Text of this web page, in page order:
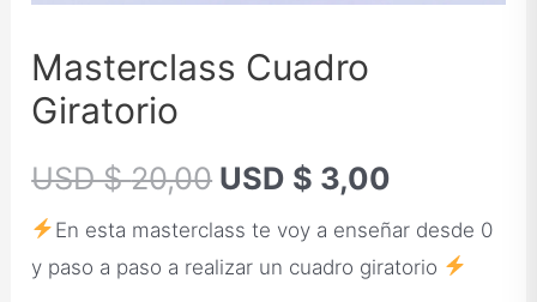
Masterclass Cuadro
Giratorio
USD $20,00 USD $ 3,00
En esta masterclass te voy a enseñar desde 0
y paso a paso a realizar un cuadro giratorio